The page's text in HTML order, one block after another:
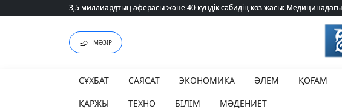
3,5 миллиардтың аферасы және 40 күндік сәбидің көз жасы:
3,5 миллиардтың аферасы және 40 күндік сәбидің көз жасы:
МӘЗІР
СҰХБАТ САЯСАТ ЭКОНОМИКА ӘЛЕМ ҚОҒАМ
ҚАРЖЫ
ТЕХНО БІЛІМ МӘДЕНИЕТ